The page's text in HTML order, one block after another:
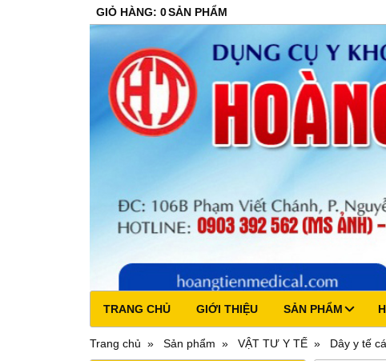
GIỎ HÀNG: 0SẢN PHẨM
TRANG CHỦ GIỚI THIỆU SẢN PHẨM
Trang chủ Sản phẩm VẬT TƯ Y TẾ Dây y tế